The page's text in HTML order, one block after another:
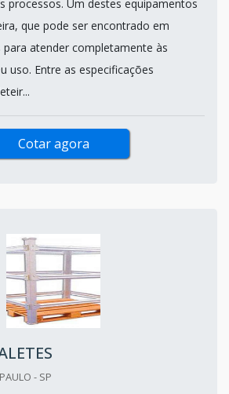
processos. Um destes equipamentos
que pode ser encontrado em
atender completamente às
uso. Entre as especificações
Cotar agora
- SP